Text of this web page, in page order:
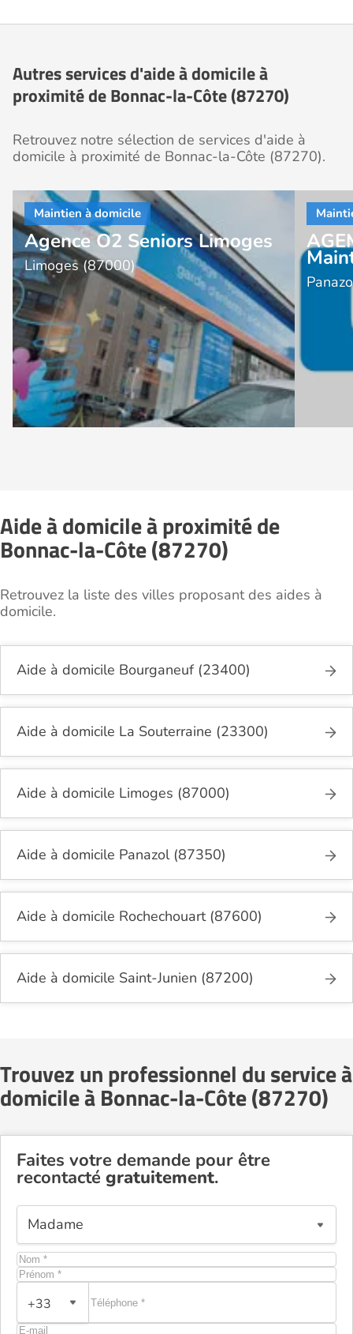
Autres services d'aide à domicile à
proximité de Bonnac-la-Côte (87270)
Retrouvez notre sélection de services d'aide à
domicile à proximité de Bonnac-la-Côte (87270).
Agence O2 Seniors Limoges
Limoges (87000)
Aide à domicile à proximité de
Bonnac-la-Côte (87270)
Retrouvez la liste des villes proposant des aides à
domicile.
Aide à domicile Bourganeuf (23400)
Aide à domicile La Souterraine (23300)
Aide à domicile Limoges (87000)
Aide à domicile Panazol (87350)
Aide à domicile Rochechouart (87600)
Aide à domicile Saint-Junien (87200)
Trouvez un professionnel du service à
domicile à Bonnac-la-Côte (87270)
Faites votre demande pour être
recontacté gratuitement.
+33